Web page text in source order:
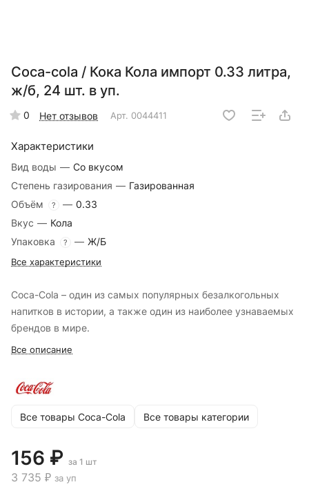
Coca-cola / Кока Кола импорт 0.33 литра,
ж/б, 24 шт. в уп.
0 Нет отзывов Арт. 0044411
Характеристики
Вид воды — Со вкусом
Степень газирования — Газированная
Объём
? — 0.33
Вкус — Кола
Упаковка
? — Ж/Б
Все характеристики
Coca-Cola – один из самых популярных безалкогольных
напитков в истории, а также один из наиболее узнаваемых
брендов в мире.
Все описание
Все товары Coca-Cola Все товары категории
156 ₽ за 1 шт
3 735 ₽ за уп